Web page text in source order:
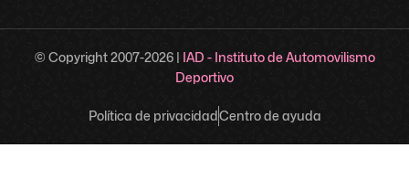
© Copyright 2007-2026| IAD - Instituto de Automovilismo
Deportivo
Política de privacidadCentro de ayuda